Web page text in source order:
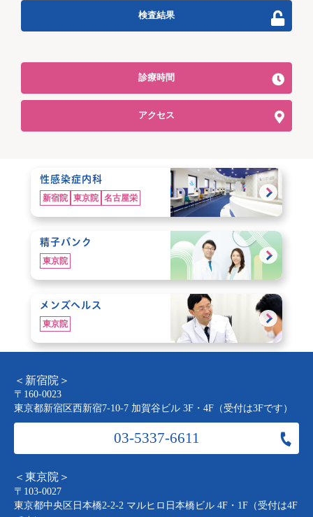
検査結果
診療時間
アクセス
性感染症内科
新宿院 東京院 名古屋栄
精子バンク
東京院
メンズヘルス
東京院
＜新宿院＞
〒160-0023
東京都新宿区西新宿7-10-7 加賀谷ビル 3F・4F（受付は3Fです）
03-5337-6611
＜東京院＞
〒103-0027
東京都中央区日本橋2-2-2 マルヒロ日本橋ビル 4F・1F（受付は4F